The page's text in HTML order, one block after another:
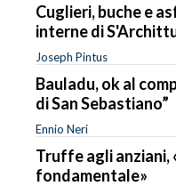
Cuglieri, buche e
interne di
Joseph Pintus
Bauladu, ok al
di San Sebastiano”
Ennio Neri
Truffe agli
fondamentale»